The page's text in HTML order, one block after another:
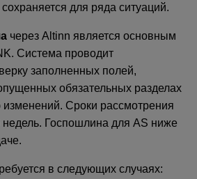
для ряда ситуаций.
через Altinn является основным
Система проводит
заполненных полей,
обязательных разделах
изменений. Сроки рассмотрения
недель. Госпошлина для AS ниже
в следующих случаях: